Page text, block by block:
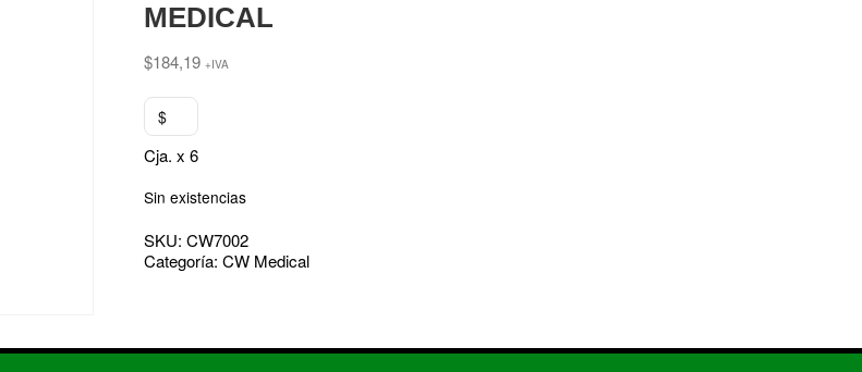
MEDICAL
$184,19 +IVA
$
Cja. x 6
Sin existencias
SKU: CW7002
Categoría: CW Medical